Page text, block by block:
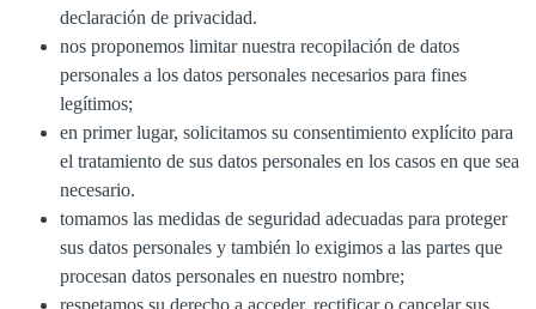
declaración de privacidad.
nos proponemos limitar nuestra recopilación de datos
personales a los datos personales necesarios para fines
legítimos;
en primer lugar, solicitamos su consentimiento explícito para
el tratamiento de sus datos personales en los casos en que sea
necesario.
tomamos las medidas de seguridad adecuadas para proteger
sus datos personales y también lo exigimos a las partes que
procesan datos personales en nuestro nombre;
respetamos su derecho a acceder, rectificar o cancelar sus